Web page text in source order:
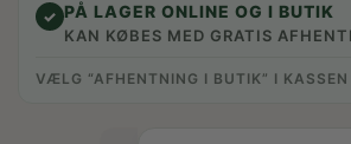
✓ PÅ LAGER ONLINE OG I BUTIK
KAN KØBES MED GRATIS
VÆLG “AFHENTNING I BUTIK” I KASSEN